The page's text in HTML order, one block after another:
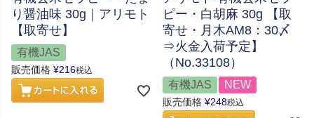
り醤油味 30g｜アリモト
【取寄せ】
有機JAS
販売価格 ¥216税込
ピー・白胡麻 30g 【取
寄せ・月木AM8：30〆
⇒火金入荷予定】
（No.33108）
有機JAS NEW
販売価格 ¥248税込